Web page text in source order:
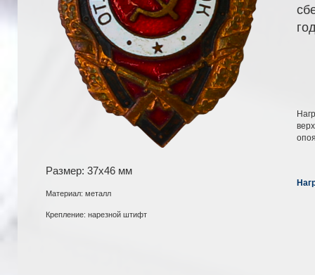
Размер: 37x46 мм
Материал: металл
Крепление: нарезной штифт